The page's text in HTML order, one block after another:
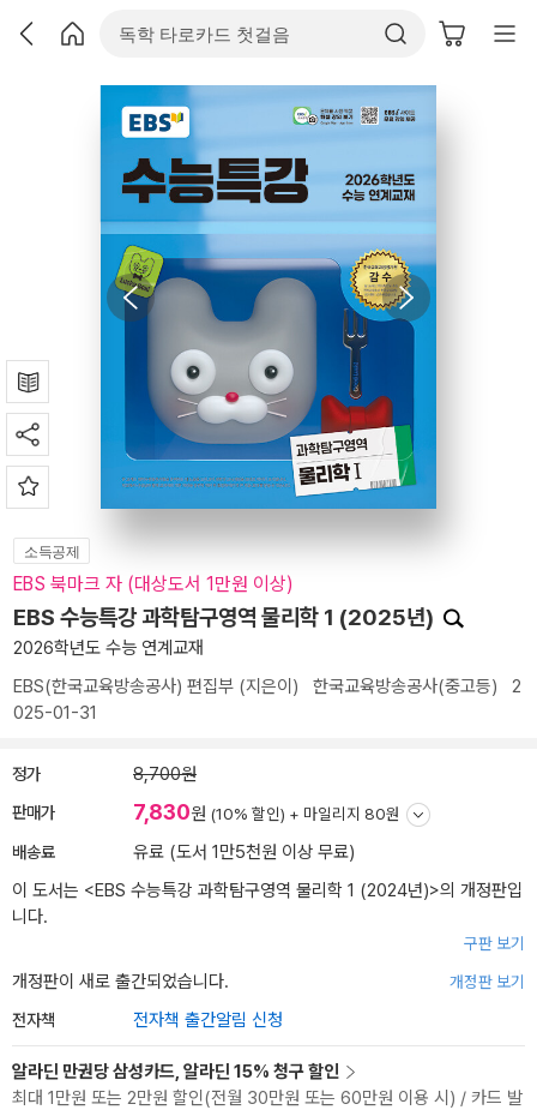
소득공제
EBS 북마크 자 (대상도서 1만원 이상)
EBS 수능특강 과학탐구영역 물리학 1 (2025년)
2026학년도 수능 연계교재
EBS(한국교육방송공사) 편집부 (지은이) 한국교육방송공사(중고등) 2
025-01-31
정가 8,700원
판매가 7,830원 (10% 할인) + 마일리지 80원
배송료
유료 (도서 1만5천원 이상 무료)
이 도서는 <EBS 수능특강 과학탐구영역 물리학 1 (2024년)>의 개정판입
니다.
구판 보기
개정판이 새로 출간되었습니다. 개정판 보기
전자책 전자책 출간알림 신청
알라딘 만권당 삼성카드, 알라딘 15% 청구 할인
최대 1만원 또는 2만원 할인(전월 30만원 또는 60만원 이용 시) / 카드 발